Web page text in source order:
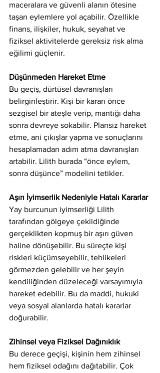
maceralara ve güvenli alanın ötesine
taşan eylemlere yol açabilir. Özellikle
finans, ilişkiler, hukuk, seyahat ve
fiziksel aktivitelerde gereksiz risk alma
eğilimi güçlenir.
Düşünmeden Hareket Etme
Bu geçiş, dürtüsel davranışları
belirginleştirir. Kişi bir kararı önce
sezgisel bir ateşle verip, mantığı daha
sonra devreye sokabilir. Plansız hareket
etme, ani çıkışlar yapma ve sonuçlarını
hesaplamadan adım atma davranışları
artabilir. Lilith burada “önce eylem,
sonra düşünce” modelini tetikler.
Aşırı İyimserlik Nedeniyle Hatalı Kararlar
Yay burcunun iyimserliği Lilith
tarafından gölgeye çekildiğinde
gerçeklikten kopmuş bir aşırı güven
haline dönüşebilir. Bu süreçte kişi
riskleri küçümseyebilir, tehlikeleri
görmezden gelebilir ve her şeyin
kendiliğinden düzeleceği varsayımıyla
hareket edebilir. Bu da maddi, hukuki
veya sosyal alanlarda hatalı kararlar
doğurabilir.
Zihinsel veya Fiziksel Dağınıklık
Bu derece geçişi, kişinin hem zihinsel
hem fiziksel odağını dağıtabilir. Çok